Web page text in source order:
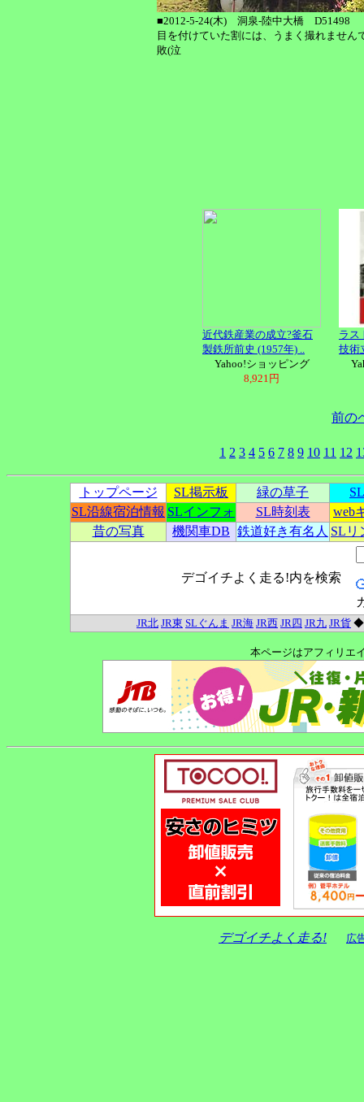
■2012-5-24(木) 洞泉-陸中大橋 D51498
目を付けていた割には、うまく撮れません
敗(泣
近代鉄産業の成立?釜石
製鉄所前史 (1957年) ..
Yahoo!ショッピング
8,921円
ラス
技術
前の
1 2 3 4 5 6 7 8 9 10 11 12
トップページ SL掲示板 緑の草子
SL沿線宿泊情報 SLインフォ SL時刻表
web
昔の写真
機関車DB 鉄道好き有名人 SLリ
デゴイチよく走る!内を検索
JR北 JR東 SLぐんま JR海 JR西 JR四 JR九 JR貨
本ページはアフィリエ
デゴイチよく走る! 広